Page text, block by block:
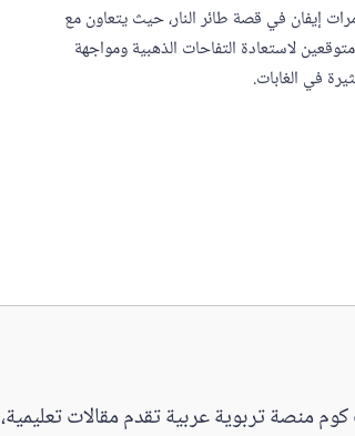
إيفان في قصة طائر النار، حيث يتعاون مع
لاستعادة التفاحات الذهبية ومواجهة
في الغابات.
منصة تربوية عربية تقدم مقالات تعليمية،